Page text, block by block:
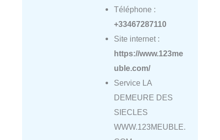
Téléphone :
+33467287110
Site internet :
https://www.123me
uble.com/
Service LA
DEMEURE DES
SIECLES
WWW.123MEUBLE.